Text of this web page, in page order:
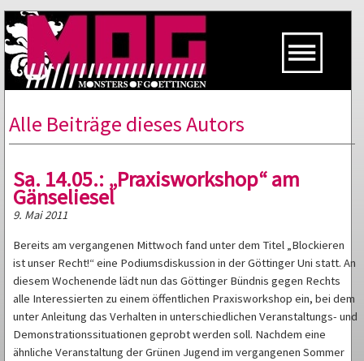
Alle Beiträge dieses Autors
Sa. 14.05.: „Praxisworkshop“ am
Gänseliesel
9. Mai 2011
Bereits am vergangenen Mittwoch fand unter dem Titel „Blockieren
ist unser Recht!“ eine Podiumsdiskussion in der Göttinger Uni statt. An
diesem Wochenende lädt nun das Göttinger Bündnis gegen Rechts
alle Interessierten zu einem öffentlichen Praxisworkshop ein, bei dem
unter Anleitung das Verhalten in unterschiedlichen Veranstaltungs- und
Demonstrationssituationen geprobt werden soll. Nachdem eine
ähnliche Veranstaltung der Grünen Jugend im vergangenen Sommer